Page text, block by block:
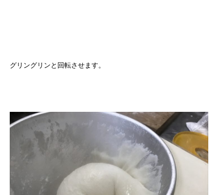
グリングリンと回転させます。